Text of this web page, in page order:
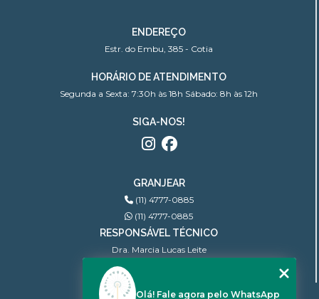
ENDEREÇO
Estr. do Embu, 385 - Cotia
HORÁRIO DE ATENDIMENTO
Segunda a Sexta: 7:30h às 18h Sábado: 8h às 12h
SIGA-NOS!
GRANJEAR
(11) 4777-0885
(11) 4777-0885
RESPONSÁVEL TÉCNICO
Dra. Marcia Lucas Leite
Ginecologista | CRM: 100.806
Olá! Fale agora pelo WhatsApp